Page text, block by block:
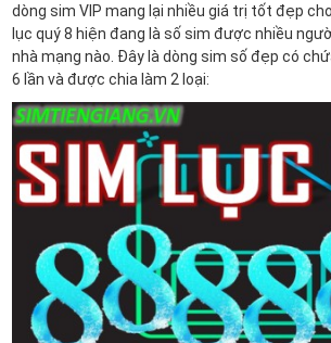
dòng sim VIP mang lại nhiều giá trị tốt đẹp
lục quý 8 hiện đang là số sim được nhiều
nhà mạng nào. Đây là dòng sim số đẹp có
6 lần và được chia làm 2 loại: